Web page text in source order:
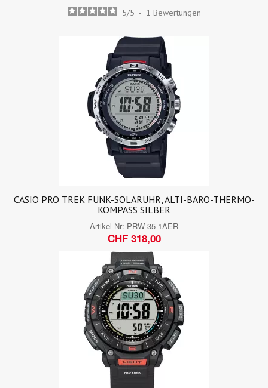
5/5 - 1 Bewertungen
CASIO PRO TREK FUNK-SOLARUHR, ALTI-BARO-THERMO-
KOMPASS SILBER
Artikel Nr: PRW-35-1AER
CHF 318,00